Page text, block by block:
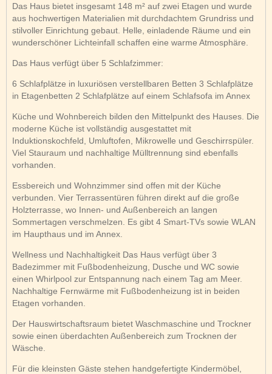
Das Haus bietet insgesamt 148 m² auf zwei Etagen und wurde
aus hochwertigen Materialien mit durchdachtem Grundriss und
stilvoller Einrichtung gebaut. Helle, einladende Räume und ein
wunderschöner Lichteinfall schaffen eine warme Atmosphäre.
Das Haus verfügt über 5 Schlafzimmer:
6 Schlafplätze in luxuriösen verstellbaren Betten 3 Schlafplätze
in Etagenbetten 2 Schlafplätze auf einem Schlafsofa im Annex
Küche und Wohnbereich bilden den Mittelpunkt des Hauses. Die
moderne Küche ist vollständig ausgestattet mit
Induktionskochfeld, Umluftofen, Mikrowelle und Geschirrspüler.
Viel Stauraum und nachhaltige Mülltrennung sind ebenfalls
vorhanden.
Essbereich und Wohnzimmer sind offen mit der Küche
verbunden. Vier Terrassentüren führen direkt auf die große
Holzterrasse, wo Innen- und Außenbereich an langen
Sommertagen verschmelzen. Es gibt 4 Smart-TVs sowie WLAN
im Haupthaus und im Annex.
Wellness und Nachhaltigkeit Das Haus verfügt über 3
Badezimmer mit Fußbodenheizung, Dusche und WC sowie
einen Whirlpool zur Entspannung nach einem Tag am Meer.
Nachhaltige Fernwärme mit Fußbodenheizung ist in beiden
Etagen vorhanden.
Der Hauswirtschaftsraum bietet Waschmaschine und Trockner
sowie einen überdachten Außenbereich zum Trocknen der
Wäsche.
Für die kleinsten Gäste stehen handgefertigte Kindermöbel,